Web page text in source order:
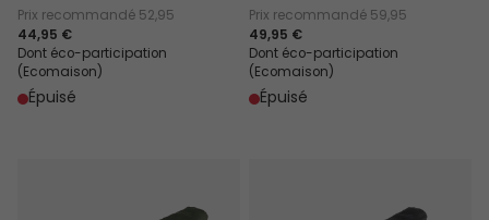
Prix recommandé 52,95
44,95 €
Dont éco-participation
(Ecomaison)
Épuisé
Prix recommandé 59,95
49,95 €
Dont éco-participation
(Ecomaison)
Épuisé